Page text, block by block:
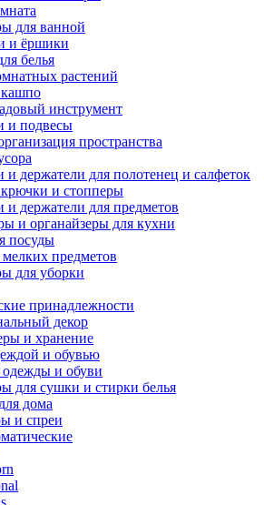
для ванной
и ёршики
белья
растений
инструмент
и подвесы
пространства
и держатели для полотенец и салфеток
и стопперы
и держатели для предметов
и органайзеры для кухни
посуды
предметов
для уборки
принадлежности
декор
и хранение
и обувью
и обуви
для сушки и стирки белья
дома
и спреи